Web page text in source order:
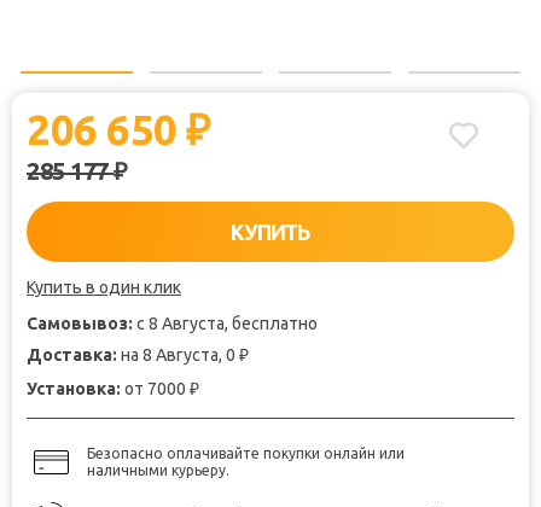
206 650₽
285 177₽
КУПИТЬ
Купить в один клик
Самовывоз: с 8 Августа, бесплатно
Доставка: на 8 Августа, 0 ₽
Установка: от 7000 ₽
Безопасно оплачивайте покупки онлайн или
наличными курьеру.